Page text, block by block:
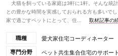
犬猫を飼っている家庭は3軒に1軒。そんな統
との豊かな時間を実感しておられる方も多いで
家で過ごすペットにとって、住...
取材記事の
職種 愛犬家住宅コーディネーター
専門分野 ペット共生集合住宅のサポー